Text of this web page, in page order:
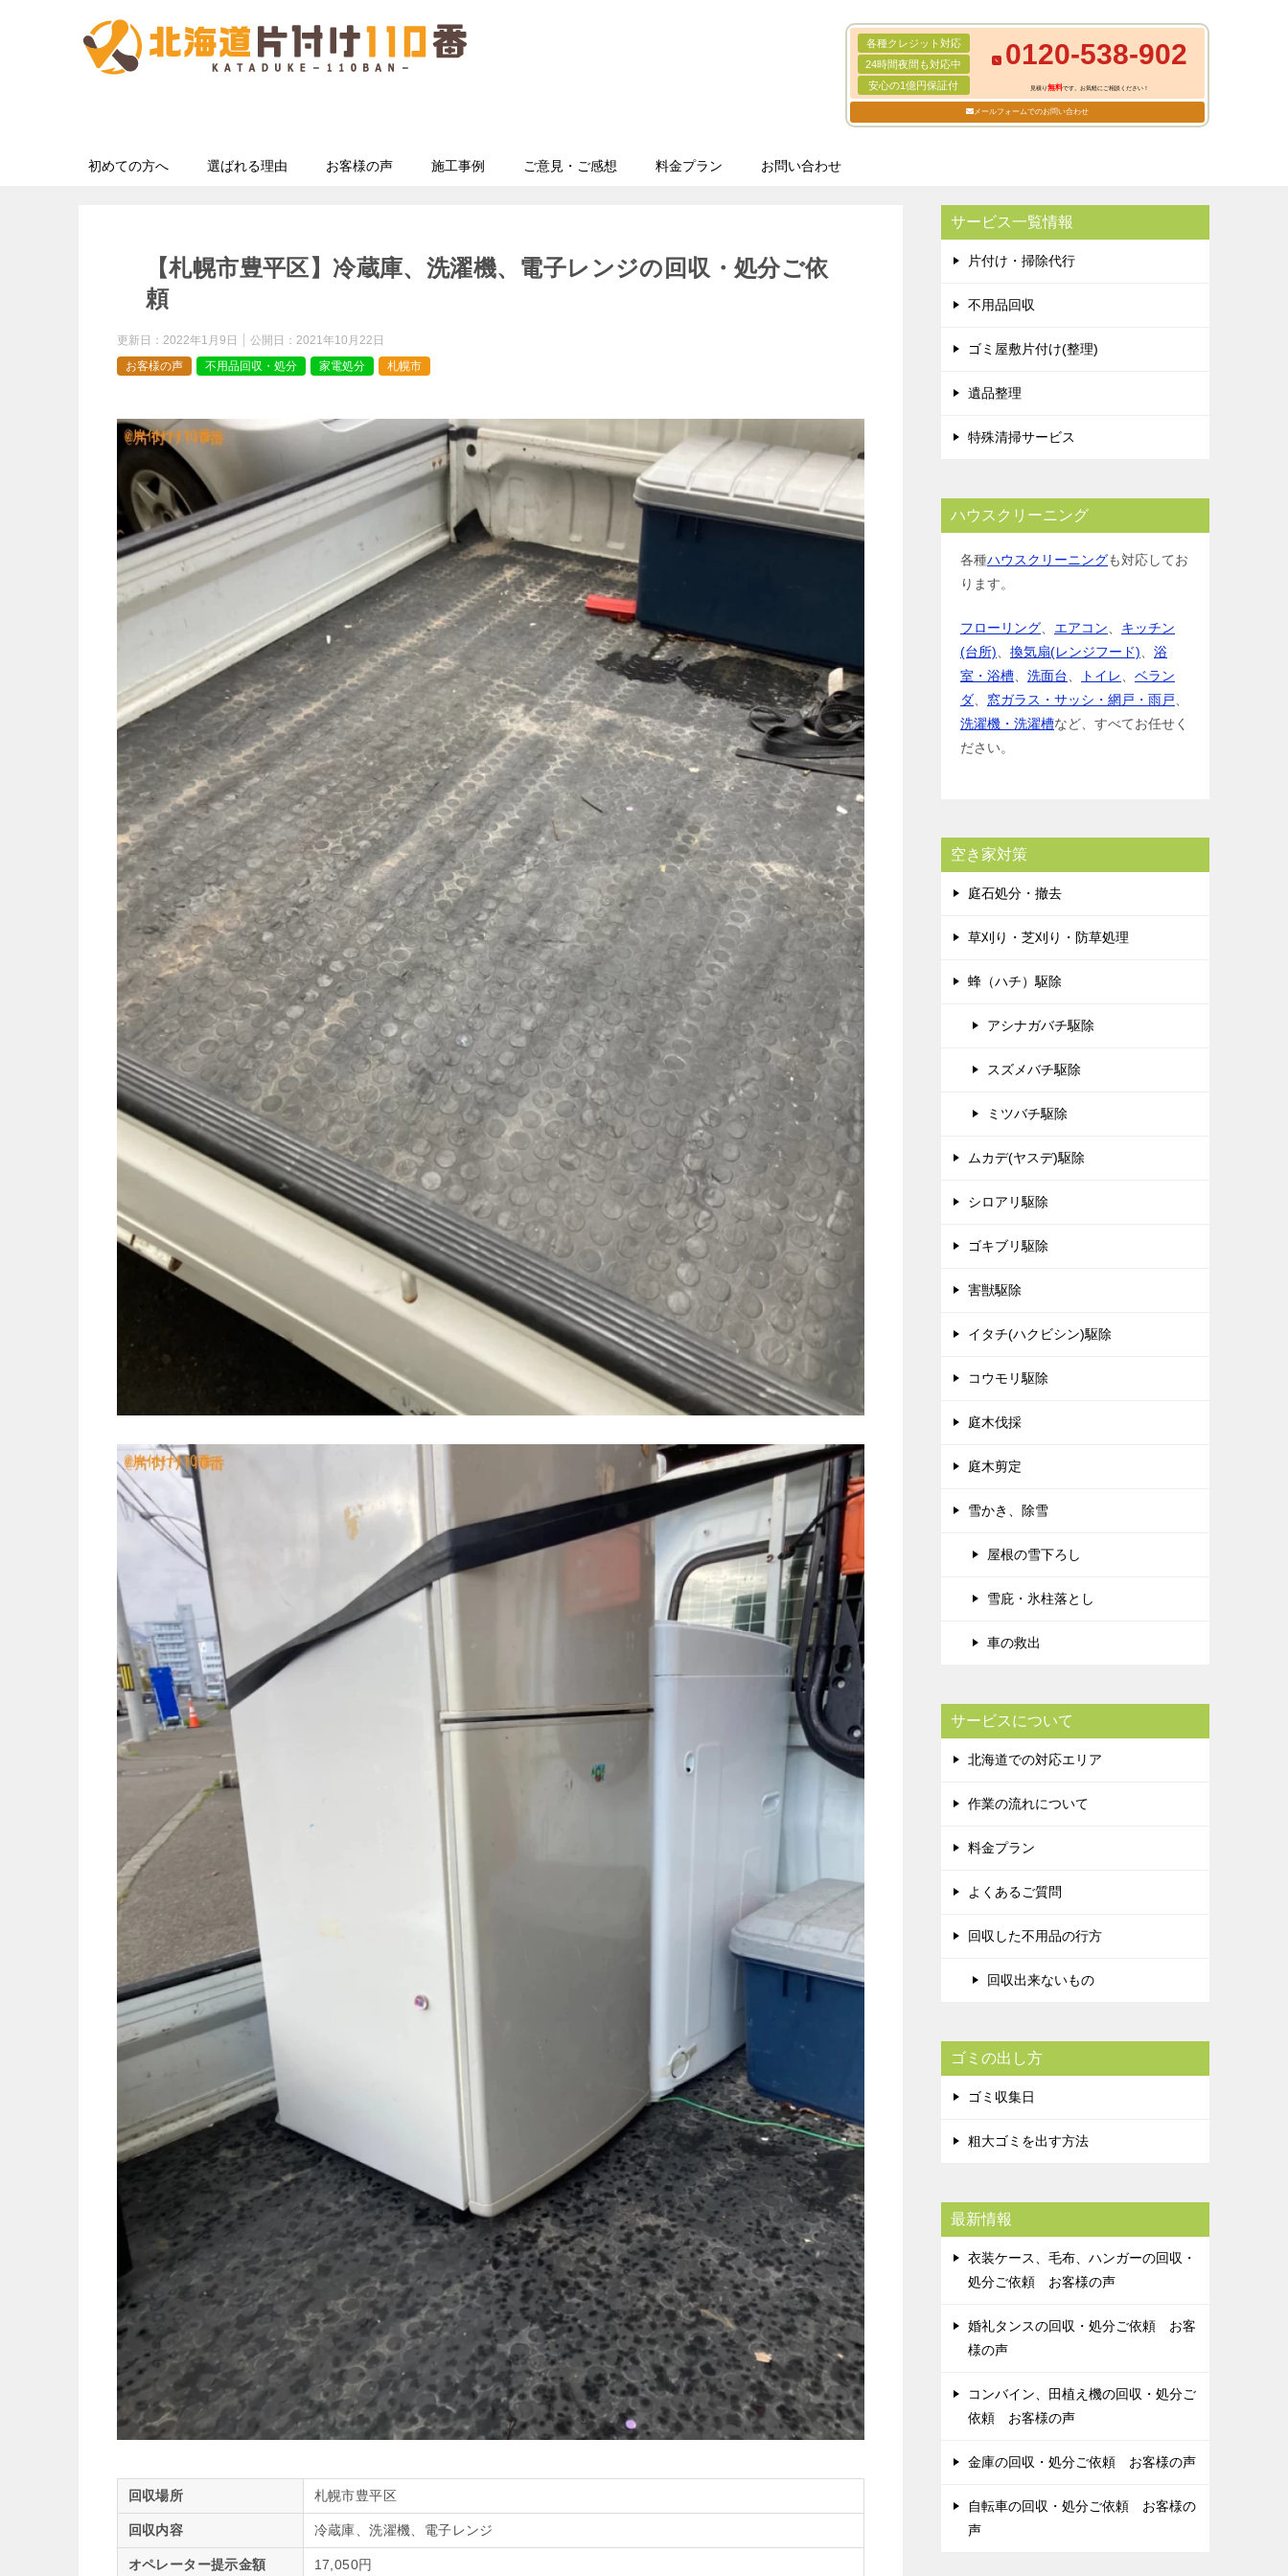
各種クレジット対応
24時間夜間も対応中
安心の1億円保証付
0120-538-902
見積り無料です。お気軽にご相談ください！
メールフォームでのお問い合わせ
初めての方へ 選ばれる理由 お客様の声 施工事例 ご意見・ご感想 料金プラン お問い合わせ
【札幌市豊平区】冷蔵庫、洗濯機、電子レンジの回収・処分ご依
頼
更新日： 2022年1月9日 公開日： 2021年10月22日
お客様の声
不用品回収・処分 家電処分 札幌市
回収場所 札幌市豊平区
回収内容 冷蔵庫、洗濯機、電子レンジ
オペレーター提示金額 17,050円
サービス一覧情報
片付け・掃除代行
不用品回収
ゴミ屋敷片付け(整理)
遺品整理
特殊清掃サービス
ハウスクリーニング
各種ハウスクリーニングも対応してお
ります。
フローリング エアコン
キッチン
(台所)
換気扇(レンジフード)
浴
室・浴槽
洗面台 トイレ
ベラン
ダ
窓ガラス・サッシ・網戸・雨戸
洗濯機・洗濯槽など、すべてお任せく
ださい。
空き家対策
庭石処分・撤去
草刈り・芝刈り・防草処理
蜂（ハチ）駆除
アシナガバチ駆除
スズメバチ駆除
ミツバチ駆除
ムカデ(ヤスデ)駆除
シロアリ駆除
ゴキブリ駆除
害獣駆除
イタチ(ハクビシン)駆除
コウモリ駆除
庭木伐採
庭木剪定
雪かき、除雪
屋根の雪下ろし
雪庇・氷柱落とし
車の救出
サービスについて
北海道での対応エリア
作業の流れについて
料金プラン
よくあるご質問
回収した不用品の行方
回収出来ないもの
ゴミの出し方
ゴミ収集日
粗大ゴミを出す方法
最新情報
衣装ケース、毛布、ハンガーの回収・
処分ご依頼 お客様の声
婚礼タンスの回収・処分ご依頼 お客
様の声
コンバイン、田植え機の回収・処分ご
依頼 お客様の声
金庫の回収・処分ご依頼 お客様の声
自転車の回収・処分ご依頼 お客様の
声